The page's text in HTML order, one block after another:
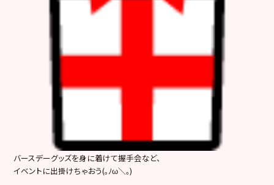
バースデーグッズを身に着けて握手会など、
イベントに出掛けちゃおう(｡ﾉω＼｡)